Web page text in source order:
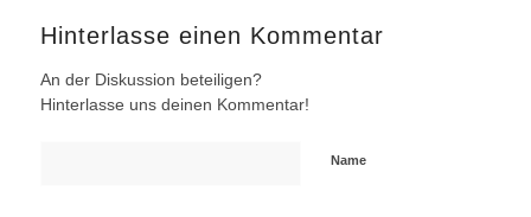
Hinterlasse einen Kommentar
An der Diskussion beteiligen?
Hinterlasse uns deinen Kommentar!
Name